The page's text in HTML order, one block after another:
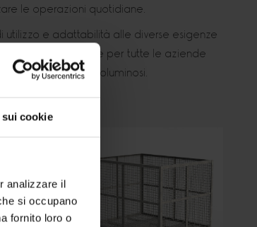
cookie
analizzare il
si occupano
fornito loro o
le operazioni quotidiane.
utilizzo e adattabilità alle diverse esigenze
una scelta efficace per tutte le aziende
e materiali voluminosi.